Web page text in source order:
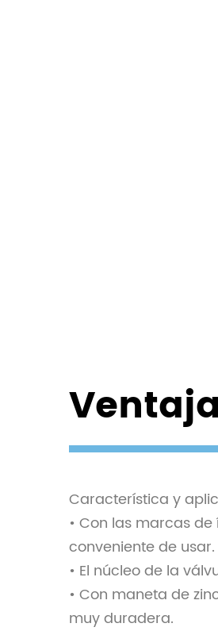
Característica y
• Con las marcas
conveniente de usar.
• El núcleo de la
• Con maneta de
muy duradera.